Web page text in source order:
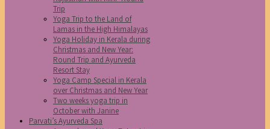
Trip
Yoga Trip to the Land of
Lamas in the High Himalayas
Yoga Holiday in Kerala during
Christmas and New Year:
Round Trip and Ayurveda
Resort Stay
Yoga Camp Special in Kerala
over Christmas and New Year
Two weeks yoga trip in
October with Janine
Parvati’s Ayurveda Spa